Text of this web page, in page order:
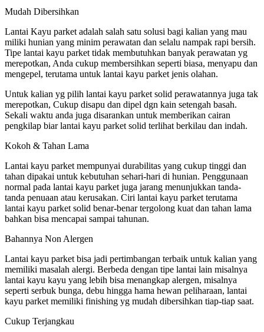
Mudah Dibersihkan
Lantai Kayu parket adalah salah satu solusi bagi kalian yang mau
miliki hunian yang minim perawatan dan selalu nampak rapi bersih.
Tipe lantai kayu parket tidak membutuhkan banyak perawatan yg
merepotkan, Anda cukup membersihkan seperti biasa, menyapu dan
mengepel, terutama untuk lantai kayu parket jenis olahan.
Untuk kalian yg pilih lantai kayu parket solid perawatannya juga tak
merepotkan, Cukup disapu dan dipel dgn kain setengah basah.
Sekali waktu anda juga disarankan untuk memberikan cairan
pengkilap biar lantai kayu parket solid terlihat berkilau dan indah.
Kokoh & Tahan Lama
Lantai kayu parket mempunyai durabilitas yang cukup tinggi dan
tahan dipakai untuk kebutuhan sehari-hari di hunian. Penggunaan
normal pada lantai kayu parket juga jarang menunjukkan tanda-
tanda penuaan atau kerusakan. Ciri lantai kayu parket terutama
lantai kayu parket solid benar-benar tergolong kuat dan tahan lama
bahkan bisa mencapai sampai tahunan.
Bahannya Non Alergen
Lantai kayu parket bisa jadi pertimbangan terbaik untuk kalian yang
memiliki masalah alergi. Berbeda dengan tipe lantai lain misalnya
lantai kayu kayu yang lebih bisa menangkap alergen, misalnya
seperti serbuk bunga, debu hingga hama hewan peliharaan, lantai
kayu parket memiliki finishing yg mudah dibersihkan tiap-tiap saat.
Cukup Terjangkau